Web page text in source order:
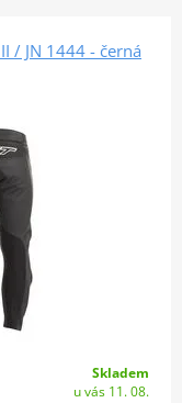
II / JN 1444 - černá
Skladem
u vás 11. 08.